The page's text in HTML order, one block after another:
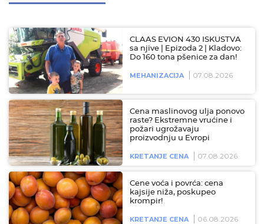
CLAAS EVION 430 ISKUSTVA
sa njive | Epizoda 2 | Kladovo:
Do 160 tona pšenice za dan!
MEHANIZACIJA 07.08.2026
Cena maslinovog ulja ponovo
raste? Ekstremne vrućine i
požari ugrožavaju
proizvodnju u Evropi
KRETANJE CENA 07.08.2026
Cene voća i povrća: cena
kajsije niža, poskupeo
krompir!
KRETANJE CENA 06.08.2026